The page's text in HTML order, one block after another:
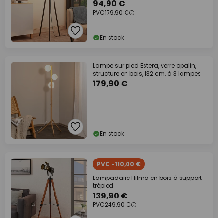
94,90 €
PVC179,90 €
En stock
Lampe sur pied Estera, verre opalin,
structure en bois, 132 cm, à 3 lampes
179,90 €
En stock
PVC -110,00 €
Lampadaire Hilma en bois à support
trépied
139,90 €
PVC249,90 €